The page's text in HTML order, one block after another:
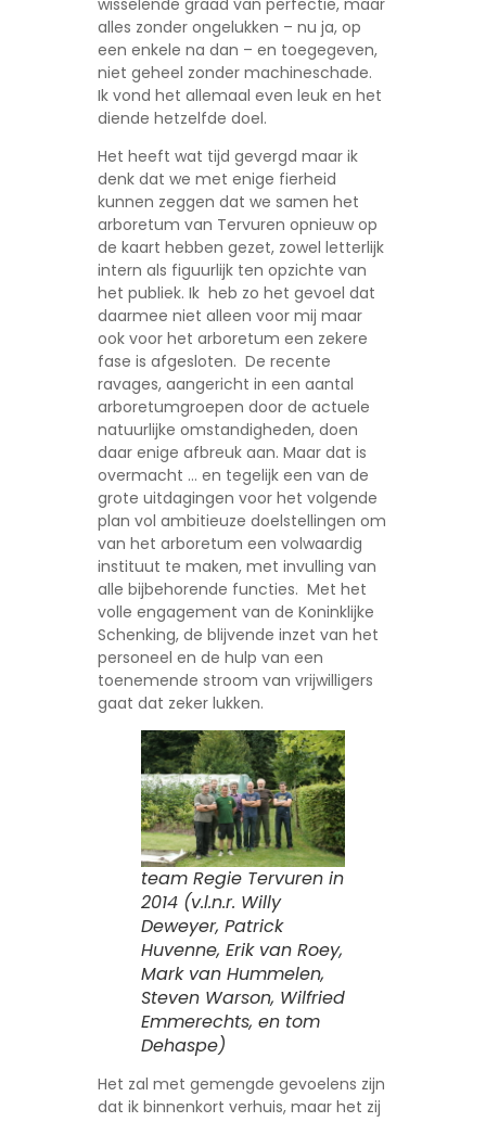
alles zonder ongelukken – nu ja, op
een enkele na dan – en toegegeven,
niet geheel zonder machineschade.
Ik vond het allemaal even leuk en het
diende hetzelfde doel.
Het heeft wat tijd gevergd maar ik
denk dat we met enige fierheid
kunnen zeggen dat we samen het
arboretum van Tervuren opnieuw op
de kaart hebben gezet, zowel letterlijk
intern als figuurlijk ten opzichte van
het publiek. Ik heb zo het gevoel dat
daarmee niet alleen voor mij maar
ook voor het arboretum een zekere
fase is afgesloten. De recente
ravages, aangericht in een aantal
arboretumgroepen door de actuele
natuurlijke omstandigheden, doen
daar enige afbreuk aan. Maar dat is
overmacht … en tegelijk een van de
grote uitdagingen voor het volgende
plan vol ambitieuze doelstellingen om
van het arboretum een volwaardig
instituut te maken, met invulling van
alle bijbehorende functies. Met het
volle engagement van de Koninklijke
Schenking, de blijvende inzet van het
personeel en de hulp van een
toenemende stroom van vrijwilligers
gaat dat zeker lukken.
team Regie Tervuren in
2014 (v.l.n.r. Willy
Deweyer, Patrick
Huvenne, Erik van Roey,
Mark van Hummelen,
Steven Warson, Wilfried
Emmerechts, en tom
Dehaspe)
Het zal met gemengde gevoelens zijn
dat ik binnenkort verhuis, maar het zij